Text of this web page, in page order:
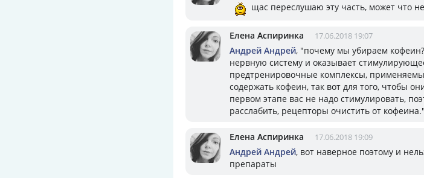
щас переслушаю эту часть, может что
Елена Аспиринка 17.06.2018 19:07
Андрей Андрей, "почему мы убираем
нервную систему и оказывает
предтренировочные комплексы,
содержать кофеин, так вот для того, чтобы
первом этапе вас не надо стимулировать,
расслабить, рецепторы очистить от
Елена Аспиринка 17.06.2018 19:09
Андрей Андрей, вот наверное поэтому и
препараты